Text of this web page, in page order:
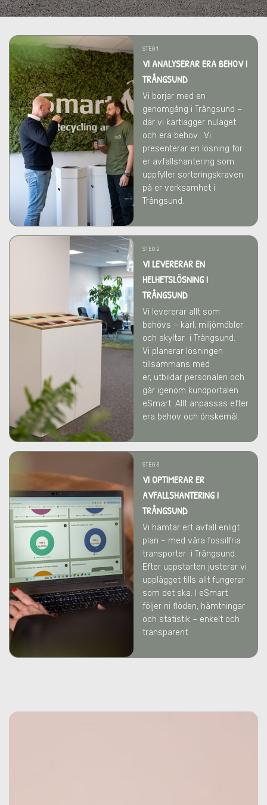
STEG 1
VI ANALYSERAR ERA BEHOV I
TRÅNGSUND
Vi börjar med en
genomgång i Trångsund –
där vi kartlägger nuläget
och era behov. Vi
presenterar en lösning för
er avfallshantering som
uppfyller sorteringskraven
på er verksamhet i
Trångsund.
STEG 2
VI LEVERERAR EN
HELHETSLÖSNING I
TRÅNGSUND
Vi levererar allt som
behövs – kärl, miljömöbler
och skyltar i Trångsund.
Vi planerar lösningen
tillsammans med
er, utbildar personalen och
går igenom kundportalen
eSmart. Allt anpassas efter
era behov och önskemål.
STEG 3
VI OPTIMERAR ER
AVFALLSHANTERINGI
TRÅNGSUND
Vi hämtar ert avfall enligt
plan – med våra fossilfria
transporter i Trångsund.
Efter uppstarten justerar vi
upplägget tills allt fungerar
som det ska. I eSmart
följer ni flöden, hämtningar
och statistik – enkelt och
transparent.